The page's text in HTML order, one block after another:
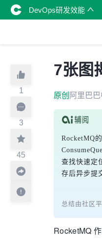
DevOps研发效能
1
3
45
7张图
原创 阿里巴
RocketMQ
查找快速定
存后异步提
总结由社区
RocketMQ